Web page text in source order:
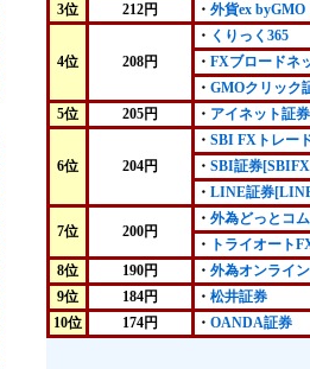
3位
212円 ・ 外貨ex byGMO
4位 208円
・ くりっく365
・ FXブロードネ
・ GMOクリック
5位
205円 ・ アイネット証券
6位 204円
・ SBI FXトレー
・ SBI証券
・ LINE証券
7位 200円
・ 外為どっとコム
・
トライオート
8位
190円 ・ 外為オンライン
9位
184円 ・ 松井証券
10位
174円 ・ OANDA証券